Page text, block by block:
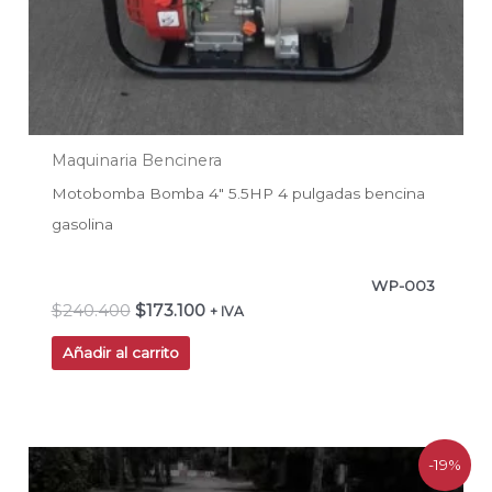
Maquinaria Bencinera
Motobomba Bomba 4″ 5.5HP 4 pulgadas bencina
gasolina
WP-003
$240.400 $173.100 + IVA
Añadir al carrito
-19%
precio
El
precio